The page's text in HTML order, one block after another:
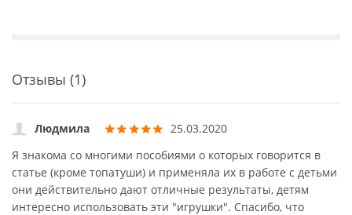
Отзывы (1)
Людмила
25.03.2020
Я знакома со многими пособиями о которых говорится в
статье (кроме топатуши) и применяла их в работе с детьми
они действительно дают отличные результаты, детям
интересно использовать эти "игрушки". Спасибо, что